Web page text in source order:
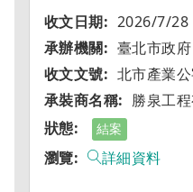
2026/7/28
臺北市政府
北市產業
勝泉工
結案
詳細資料